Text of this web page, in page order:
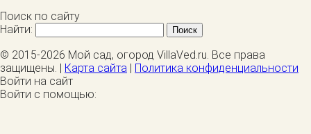
Поиск по сайту
Найти:
© 2015-2026 Мой сад, огород VillaVed.ru. Все права
защищены. | Карта сайта | Политика конфиденциальности
Войти на сайт
Войти с помощью: